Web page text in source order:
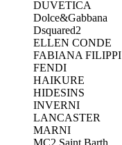
DUVETICA
Dolce&Gabbana
Dsquared2
ELLEN CONDE
FABIANA FILIPPI
FENDI
HAIKURE
HIDESINS
INVERNI
LANCASTER
MARNI
MC2 Saint Barth